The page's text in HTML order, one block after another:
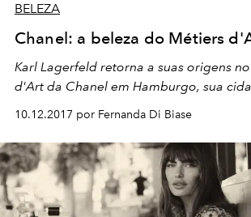
BELEZA
Chanel: a beleza do Métiers
Karl Lagerfeld retorna a suas origens
d'Art da Chanel em Hamburgo, sua
10.12.2017 por Fernanda Di Biase